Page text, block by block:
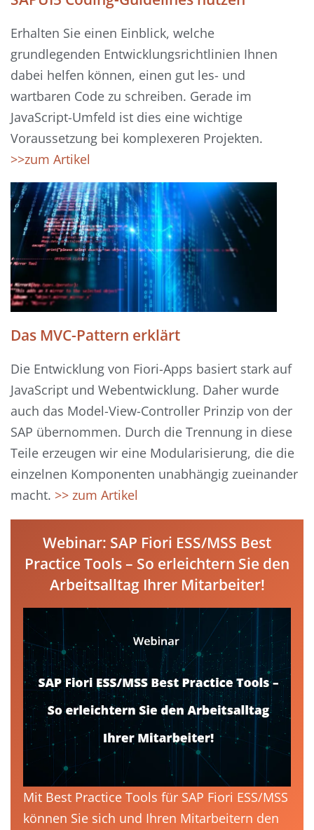
Erhalten Sie einen Einblick, welche
grundlegenden Entwicklungsrichtlinien Ihnen
dabei helfen können, einen gut les- und
wartbaren Code zu schreiben. Gerade im
JavaScript-Umfeld ist dies eine wichtige
Voraussetzung bei komplexeren Projekten.
>>zum Artikel
Das MVC-Pattern erklärt
Die Entwicklung von Fiori-Apps basiert stark auf
JavaScript und Webentwicklung. Daher wurde
auch das Model-View-Controller Prinzip von der
SAP übernommen. Durch die Trennung in diese
Teile erzeugen wir eine Modularisierung, die die
einzelnen Komponenten unabhängig zueinander
macht. >> zum Artikel
Webinar: SAP Fiori ESS/MSS Best
Practice Tools – So erleichtern Sie den
Arbeitsalltag Ihrer Mitarbeiter!
Mit Best Practice Tools für SAP Fiori ESS/MSS
können Sie sich und Ihren Mitarbeitern den